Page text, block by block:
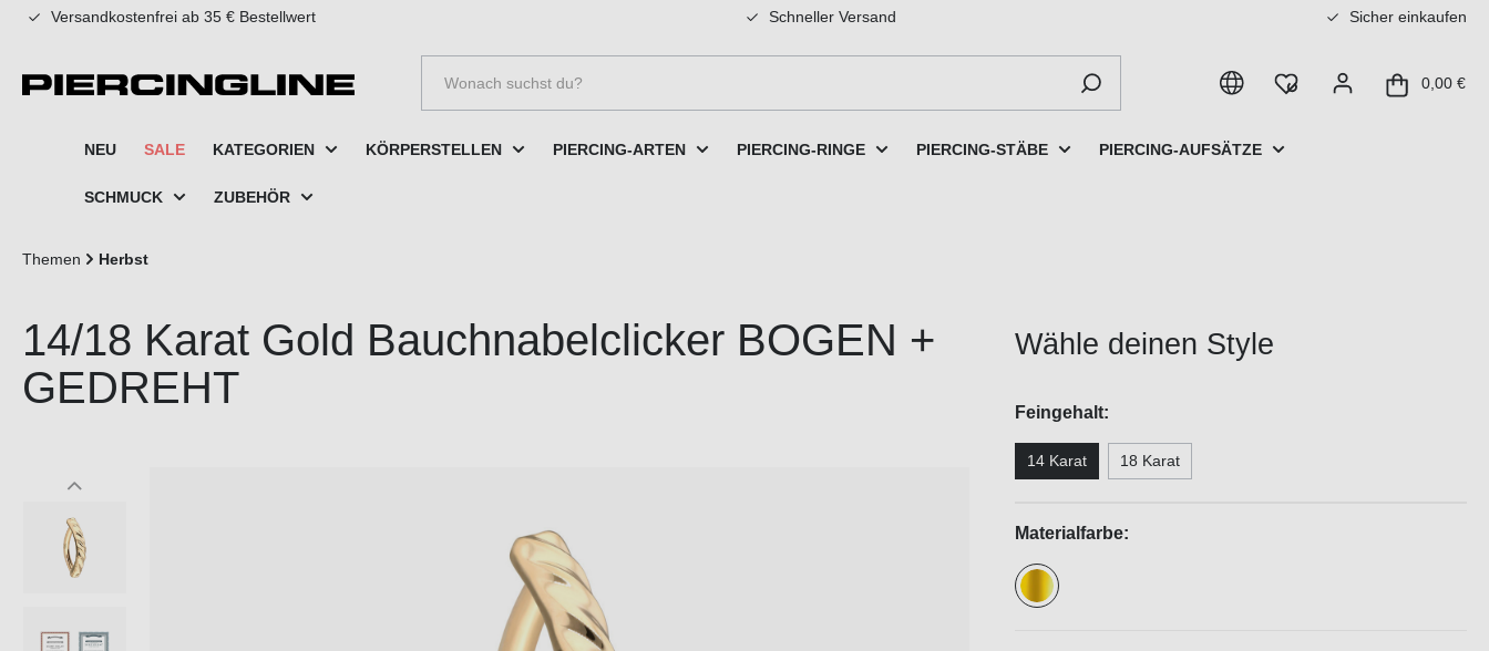
springen Zur Hauptnavigation springen
Versandkostenfrei ab 35 € Bestellwert Schneller Versand Sicher einkaufen
0,00 €
NEU SALE KATEGORIEN KÖRPERSTELLEN PIERCING-ARTEN PIERCING-RINGE PIERCING-STÄBE PIERCING-AUFSÄTZE
SCHMUCK ZUBEHÖR
Themen Herbst
14/18 Karat Gold Bauchnabelclicker BOGEN +
GEDREHT
Wähle deinen Style
Feingehalt:
14 Karat 18 Karat
Materialfarbe: